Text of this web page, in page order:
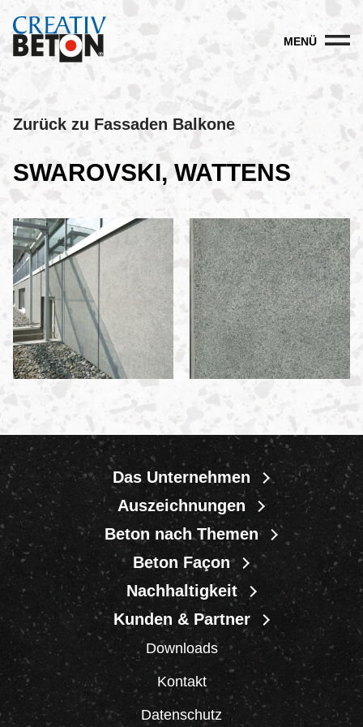
MENÜ
Zurück zu Fassaden Balkone
SWAROVSKI, WATTENS
Das Unternehmen
Auszeichnungen
Beton nach Themen
Beton Façon
Nachhaltigkeit
Kunden & Partner
Downloads
Kontakt
Datenschutz